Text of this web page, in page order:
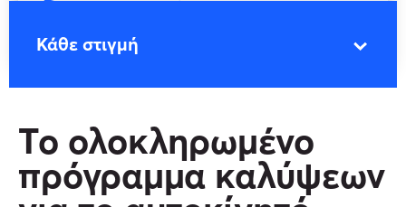
Κάθε στιγμή
Το ολοκληρωμένο
πρόγραμμα καλύψεων